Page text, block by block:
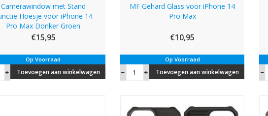
Camerawindow met Stand
Hoesje voor iPhone 14
Pro Max Donker Groen
€15,95
Op Voorraad
Toevoegen aan winkelwagen
MF Gehard Glass voor iPhone 14
Pro Max
€10,95
Op Voorraad
Toevoegen aan winkelwagen